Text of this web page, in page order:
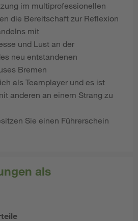
im multiprofessionellen
die Bereitschaft zur Reflexion
mit
und Lust an der
neu entstandenen
Bremen
als Teamplayer und es ist
anderen an einem Strang zu
Sie einen Führerschein
als